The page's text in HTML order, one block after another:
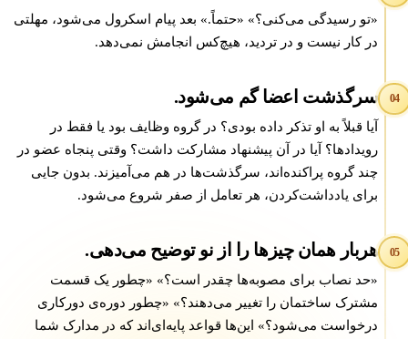
«تو رسیدگی می‌کنی؟» «حتماً.» بعد پیام اسکرول می‌شود، مهلتی
در کار نیست و در تردید، هیچ‌کس انجامش نمی‌دهد.
04 سرگذشت اعضا گم می‌شود.
آیا قبلاً به او تذکر داده بودی؟ در گروه وظایف بود یا فقط در
رویدادها؟ آیا در آن پیشنهاد مشارکت داشت؟ وقتی پنجاه عضو در
چند گروه پراکنده‌اند، سرگذشت‌ها در هم می‌آمیزند. بدون جایی
برای یادداشت‌کردن، هر تعامل از صفر شروع می‌شود.
05 هربار همان چیزها را از نو توضیح می‌دهی.
«حد نصاب برای مصوبه‌ها چقدر است؟» «چطور یک قسمت
مشترک ساختمان را تغییر می‌دهند؟» «چطور دوره‌ی دورکاری
درخواست می‌شود؟» این‌ها قواعد پایه‌ای‌اند که در مدارک شما